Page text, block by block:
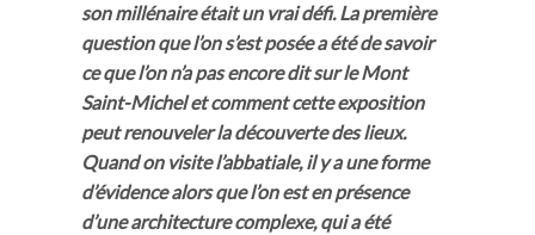
son millénaire était un vrai défi. La première
question que l’on s’est posée a été de savoir
ce que l’on n’a pas encore dit sur le Mont
Saint-Michel et comment cette exposition
peut renouveler la découverte des lieux.
Quand on visite l’abbatiale, il y a une forme
d’évidence alors que l’on est en présence
d’une architecture complexe, qui a été